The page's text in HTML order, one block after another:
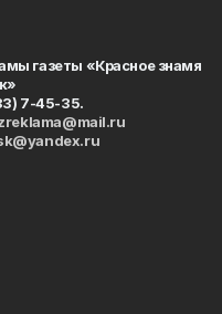
газеты «Красное знамя
7-45-35.